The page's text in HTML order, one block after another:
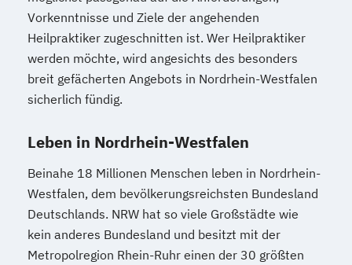
Vorkenntnisse und Ziele der angehenden
Heilpraktiker zugeschnitten ist. Wer Heilpraktiker
werden möchte, wird angesichts des besonders
breit gefächerten Angebots in Nordrhein-Westfalen
sicherlich fündig.
Leben in Nordrhein-Westfalen
Beinahe 18 Millionen Menschen leben in Nordrhein-
Westfalen, dem bevölkerungsreichsten Bundesland
Deutschlands. NRW hat so viele Großstädte wie
kein anderes Bundesland und besitzt mit der
Metropolregion Rhein-Ruhr einen der 30 größten